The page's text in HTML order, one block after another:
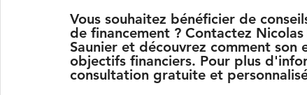
Vous souhaitez bénéficier de
de financement ? Contactez
Saunier et découvrez comment
objectifs financiers. Pour plus
consultation gratuite et